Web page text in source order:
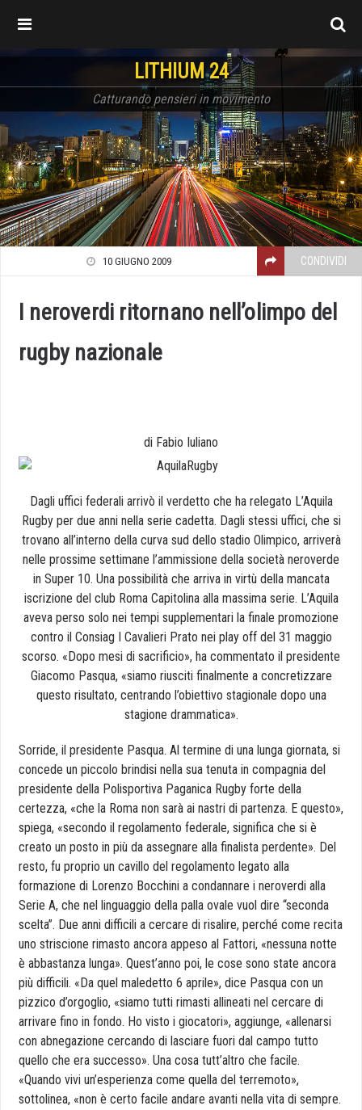
LITHIUM 24
Catturando pensieri in movimento
10 GIUGNO 2009 CONDIVIDI
I neroverdi ritornano nell’olimpo del
rugby nazionale
di Fabio Iuliano
Dagli uffici federali arrivò il verdetto che ha relegato L’Aquila
Rugby per due anni nella serie cadetta. Dagli stessi uffici, che si
trovano all’interno della curva sud dello stadio Olimpico, arriverà
nelle prossime settimane l’ammissione della società neroverde
in Super 10. Una possibilità che arriva in virtù della mancata
iscrizione del club Roma Capitolina alla massima serie. L’Aquila
aveva perso solo nei tempi supplementari la finale promozione
contro il Consiag I Cavalieri Prato nei play off del 31 maggio
scorso. «Dopo mesi di sacrificio», ha commentato il presidente
Giacomo Pasqua, «siamo riusciti finalmente a concretizzare
questo risultato, centrando l’obiettivo stagionale dopo una
stagione drammatica».
Sorride, il presidente Pasqua. Al termine di una lunga giornata, si
concede un piccolo brindisi nella sua tenuta in compagnia del
presidente della Polisportiva Paganica Rugby forte della
certezza, «che la Roma non sarà ai nastri di partenza. E questo»,
spiega, «secondo il regolamento federale, significa che si è
creato un posto in più da assegnare alla finalista perdente». Del
resto, fu proprio un cavillo del regolamento legato alla
formazione di Lorenzo Bocchini a condannare i neroverdi alla
Serie A, che nel linguaggio della palla ovale vuol dire “seconda
scelta”. Due anni difficili a cercare di risalire, perché come recita
uno striscione rimasto ancora appeso al Fattori, «nessuna notte
è abbastanza lunga». Quest’anno poi, le cose sono state ancora
più difficili. «Da quel maledetto 6 aprile», dice Pasqua con un
pizzico d’orgoglio, «siamo tutti rimasti allineati nel cercare di
arrivare fino in fondo. Ho visto i giocatori», aggiunge, «allenarsi
con abnegazione cercando di lasciare fuori dal campo tutto
quello che era successo». Una cosa tutt’altro che facile.
«Quando vivi un’esperienza come quella del terremoto»,
sottolinea, «non è certo facile andare avanti nella vita di sempre.